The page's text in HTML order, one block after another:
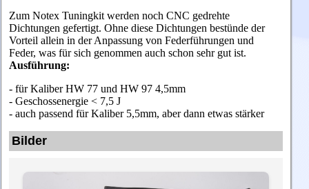
Zum Notex Tuningkit werden noch CNC gedrehte
Dichtungen gefertigt. Ohne diese Dichtungen bestünde der
Vorteil allein in der Anpassung von Federführungen und
Feder, was für sich genommen auch schon sehr gut ist.
Ausführung:
- für Kaliber HW 77 und HW 97 4,5mm
- Geschossenergie < 7,5 J
- auch passend für Kaliber 5,5mm, aber dann etwas stärker
Bilder